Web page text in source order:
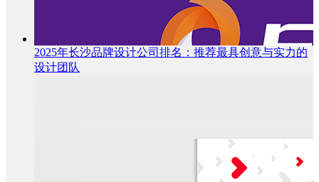
2025年长沙品牌设计公司排名：推荐最具创意与实力的
设计团队